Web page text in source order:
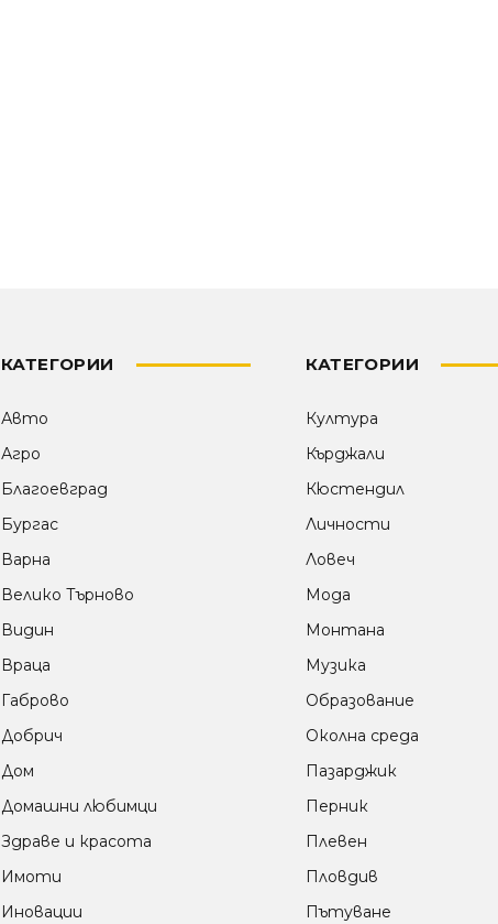
КАТЕГОРИИ
Авто
Агро
Благоевград
Бургас
Варна
Велико Търново
Видин
Враца
Габрово
Добрич
Дом
Домашни любимци
Здраве и красота
Имоти
Иновации
КАТЕГОРИИ
Култура
Кърджали
Кюстендил
Личности
Ловеч
Мода
Монтана
Музика
Образование
Околна среда
Пазарджик
Перник
Плевен
Пловдив
Пътуване